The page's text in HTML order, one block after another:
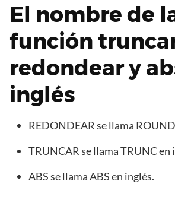
El nombre de
función
redondear y
inglés
REDONDEAR se llama
TRUNCAR se llama TRUNC en
ABS se llama ABS en inglés.